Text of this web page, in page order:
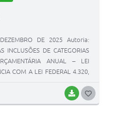
BAIXAR
DE 2025 Autoria:
INCLUSÕES DE CATEGORIAS
ANUAL – LEI
COM A LEI FEDERAL 4.320,